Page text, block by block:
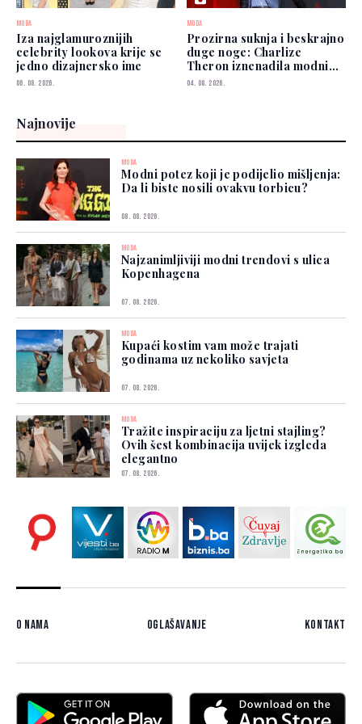
MODA
Iza najglamuroznijih
celebrity lookova krije se
jedno dizajnersko ime
06. 08. 2026.
MODA
Prozirna suknja i beskrajno
duge noge: Charlize
Theron iznenadila modnim
izborom
04. 08. 2026.
Najnovije
MODA
Modni potez koji je podijelio mišljenja:
Da li biste nosili ovakvu torbicu?
08. 08. 2026.
MODA
Najzanimljiviji modni trendovi s ulica
Kopenhagena
07. 08. 2026.
MODA
Kupaći kostim vam može trajati
godinama uz nekoliko savjeta
07. 08. 2026.
MODA
Tražite inspiraciju za ljetni stajling?
Ovih šest kombinacija uvijek izgleda
elegantno
07. 08. 2026.
O nama Oglašavanje Kontakt